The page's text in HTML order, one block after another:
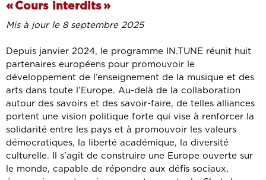
« Cours interdits »
Mis à jour le 8 septembre 2025
Depuis janvier 2024, le programme IN.TUNE réunit huit
partenaires européens pour promouvoir le
développement de l’enseignement de la musique et des
arts dans toute l’Europe. Au-delà de la collaboration
autour des savoirs et des savoir-faire, de telles alliances
portent une vision politique forte qui vise à renforcer la
solidarité entre les pays et à promouvoir les valeurs
démocratiques, la liberté académique, la diversité
culturelle. Il s’agit de construire une Europe ouverte sur
le monde, capable de répondre aux défis sociaux,